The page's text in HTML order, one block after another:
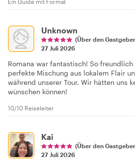
Ein Guide mit Format
Unknown
(Über den Gastgeber
27 Juli 2026
Romana war fantastisch! So
perfekte Mischung aus lokalem Flair
während unserer Tour. Wir hätten uns
wünschen können!
10/10 Reiseleiter
Kai
(Über den Gastgeber
27 Juli 2026